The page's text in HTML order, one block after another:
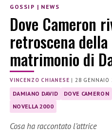
GOSSIP | NEWS
Dove Cameron
retroscena
matrimonio di
VINCENZO CHIANESE |28 GENNAIO
DAMIANO DAVID DOVE CAMERON
NOVELLA 2000
Cosa ha raccontato l’attrice